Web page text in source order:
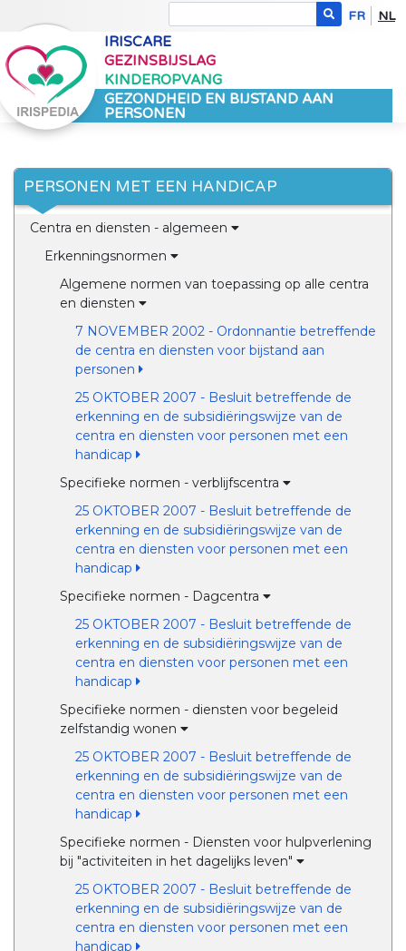
FR NL
IRISCARE
GEZINSBIJSLAG
KINDEROPVANG
GEZONDHEID EN BIJSTAND AAN
PERSONEN
PERSONEN MET EEN HANDICAP
Centra en diensten - algemeen
Erkenningsnormen
Algemene normen van toepassing op alle centra
en diensten
7 NOVEMBER 2002 - Ordonnantie betreffende
de centra en diensten voor bijstand aan
personen
25 OKTOBER 2007 - Besluit betreffende de
erkenning en de subsidiëringswijze van de
centra en diensten voor personen met een
handicap
Specifieke normen - verblijfscentra
25 OKTOBER 2007 - Besluit betreffende de
erkenning en de subsidiëringswijze van de
centra en diensten voor personen met een
handicap
Specifieke normen - Dagcentra
25 OKTOBER 2007 - Besluit betreffende de
erkenning en de subsidiëringswijze van de
centra en diensten voor personen met een
handicap
Specifieke normen - diensten voor begeleid
zelfstandig wonen
25 OKTOBER 2007 - Besluit betreffende de
erkenning en de subsidiëringswijze van de
centra en diensten voor personen met een
handicap
Specifieke normen - Diensten voor hulpverlening
bij "activiteiten in het dagelijks leven"
25 OKTOBER 2007 - Besluit betreffende de
erkenning en de subsidiëringswijze van de
centra en diensten voor personen met een
handicap